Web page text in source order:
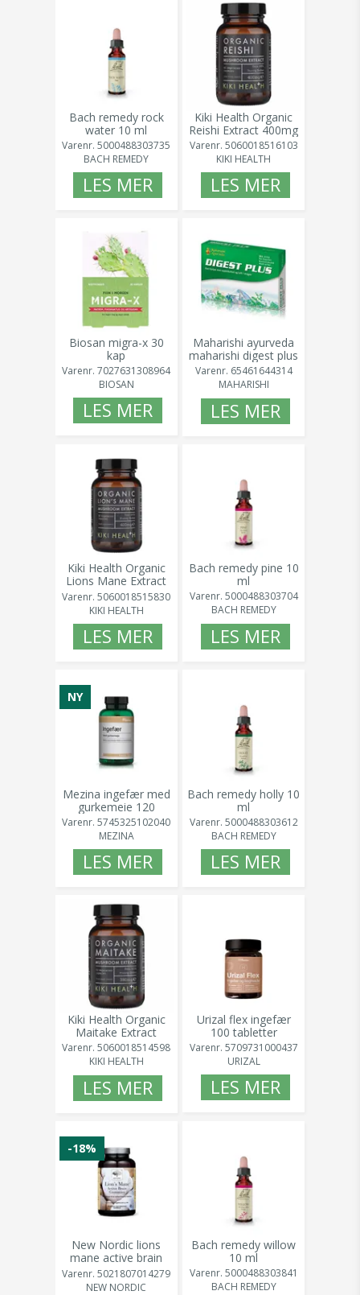
Bach remedy rock
water 10 ml
Varenr. 5000488303735
BACH REMEDY
LES MER
Kiki Health Organic
Reishi Extract 400mg
60kaps
Varenr. 5060018516103
KIKI HEALTH
LES MER
Biosan migra-x 30
kap
Varenr. 7027631308964
BIOSAN
LES MER
Maharishi ayurveda
maharishi digest plus
60 tab
Varenr. 65461644314
MAHARISHI
LES MER
Kiki Health Organic
Lions Mane Extract
400mg 60kaps
Varenr. 5060018515830
KIKI HEALTH
LES MER
Bach remedy pine 10
ml
Varenr. 5000488303704
BACH REMEDY
LES MER
NY
Mezina ingefær med
gurkemeie 120
tabletter
Varenr. 5745325102040
MEZINA
LES MER
Bach remedy holly 10
ml
Varenr. 5000488303612
BACH REMEDY
LES MER
Kiki Health Organic
Maitake Extract
380mg 60 kaps
Varenr. 5060018514598
KIKI HEALTH
LES MER
Urizal flex ingefær
100 tabletter
Varenr. 5709731000437
URIZAL
LES MER
-18%
New Nordic lions
mane active brain
gummies 60 stk
Varenr. 5021807014279
NEW NORDIC
Bach remedy willow
10 ml
Varenr. 5000488303841
BACH REMEDY